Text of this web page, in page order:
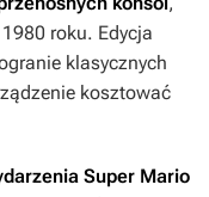
roku. Edycja
klasycznych
kosztować
Super Mario